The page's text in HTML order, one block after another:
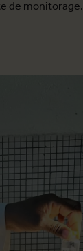
de monitorage.